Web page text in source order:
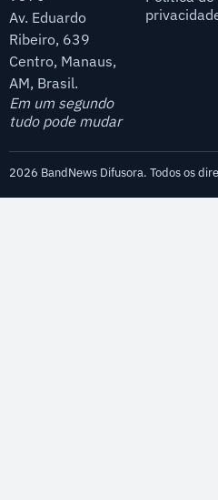
Av. Eduardo
Ribeiro, 639
Centro, Manaus,
AM, Brasil.
Em um segundo
tudo pode mudar
2026 BandNews Difusora. Todos os